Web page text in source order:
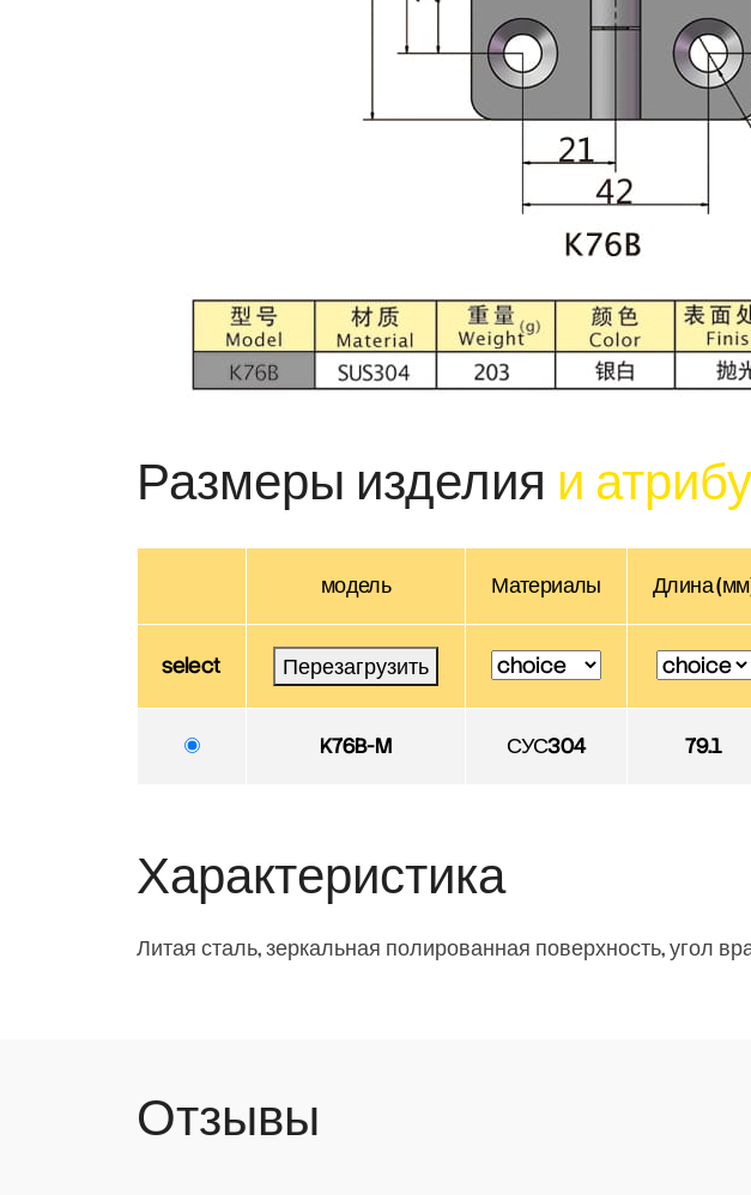
Размеры изделия и
модель Материалы Длина
select Перезагрузить
K76B-M СУС304 79.1
Характеристика
Литая сталь, зеркальная полированная поверхность, угол
Отзывы